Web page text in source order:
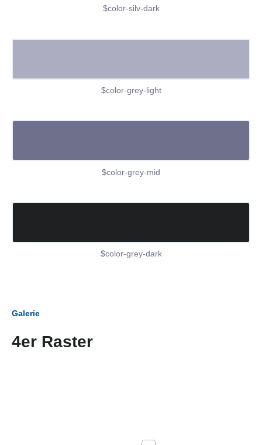
$color-silv-dark
$color-grey-light
$color-grey-mid
$color-grey-dark
Galerie
4er Raster